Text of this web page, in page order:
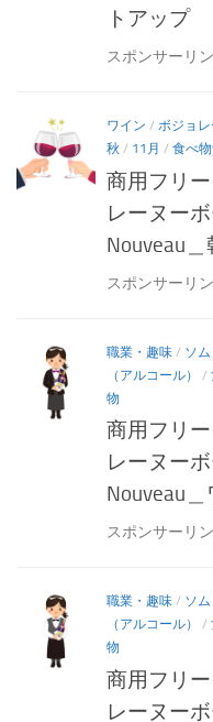
トアップ
スポンサーリ
ワイン / ボジョ
秋 / 11月 / 食べ
商用フリ
レーヌー
Nouveau＿
スポンサーリ
職業・趣味 / ソ
（アルコール）
/
物
商用フリ
レーヌー
Nouveau
スポンサーリ
職業・趣味 / ソ
（アルコール）
/
物
商用フリ
レーヌー